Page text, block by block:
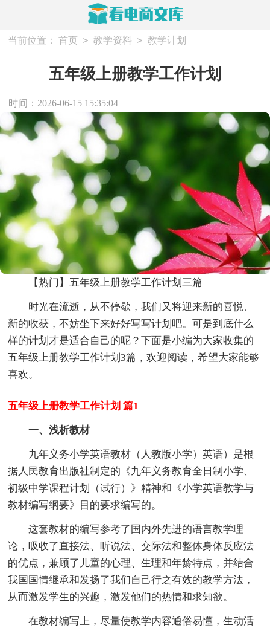
当前位置： 首页 > 教学资料 > 教学计划
五年级上册教学工作计划
时间：2026-06-15 15:35:04
【热门】五年级上册教学工作计划三篇
时光在流逝，从不停歇，我们又将迎来新的喜悦、
新的收获，不妨坐下来好好写写计划吧。可是到底什么
样的计划才是适合自己的呢？下面是小编为大家收集的
五年级上册教学工作计划3篇，欢迎阅读，希望大家能够
喜欢。
五年级上册教学工作计划 篇1
一、浅析教材
九年义务小学英语教材（人教版小学）英语）是根
据人民教育出版社制定的《九年义务教育全日制小学、
初级中学课程计划（试行）》精神和《小学英语教学与
教材编写纲要》目的要求编写的。
这套教材的编写参考了国内外先进的语言教学理
论，吸收了直接法、听说法、交际法和整体身体反应法
的优点，兼顾了儿童的心理、生理和年龄特点，并结合
我国国情继承和发扬了我们自己行之有效的教学方法，
从而激发学生的兴趣，激发他们的热情和求知欲。
在教材编写上，尽量使教学内容通俗易懂，生动活